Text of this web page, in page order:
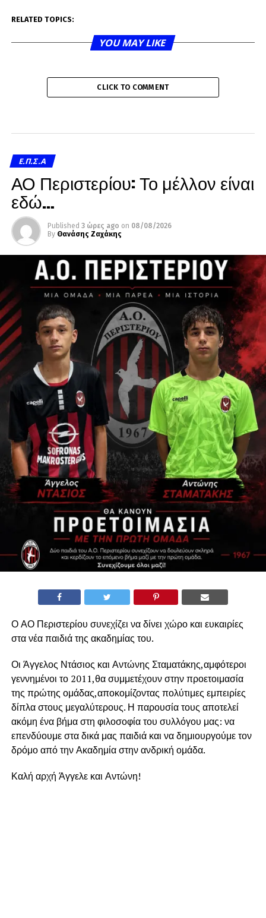
RELATED TOPICS:
YOU MAY LIKE
CLICK TO COMMENT
Ε.Π.Σ.Α
ΑΟ Περιστερίου: Το μέλλον είναι
εδώ…
Published 3 ώρες ago on 08/08/2026
By Θανάσης Ζαχάκης
Ο ΑΟ Περιστερίου συνεχίζει να δίνει χώρο και ευκαιρίες
στα νέα παιδιά της ακαδημίας του.
Οι Άγγελος Ντάσιος και Αντώνης Σταματάκης,αμφότεροι
γεννημένοι το 2011,θα συμμετέχουν στην προετοιμασία
της πρώτης ομάδας,αποκομίζοντας πολύτιμες εμπειρίες
δίπλα στους μεγαλύτερους. Η παρουσία τους αποτελεί
ακόμη ένα βήμα στη φιλοσοφία του συλλόγου μας: να
επενδύουμε στα δικά μας παιδιά και να δημιουργούμε τον
δρόμο από την Ακαδημία στην ανδρική ομάδα.
Καλή αρχή Άγγελε και Αντώνη!